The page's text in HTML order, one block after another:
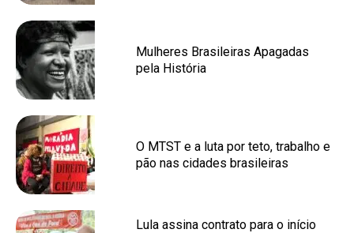
Mulheres Brasileiras Apagadas
pela História
O MTST e a luta por teto, trabalho e
pão nas cidades brasileiras
Lula assina contrato para o início